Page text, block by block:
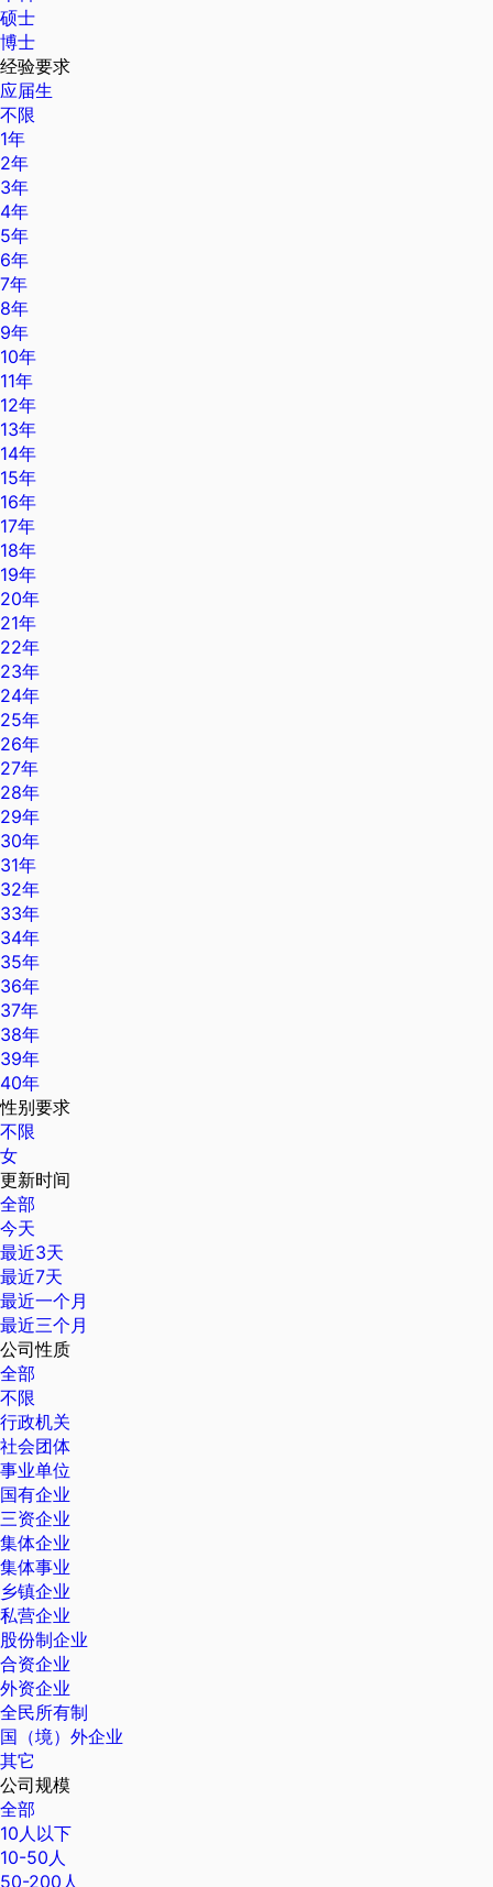
硕士
博士
经验要求
应届生
不限
1年
2年
3年
4年
5年
6年
7年
8年
9年
10年
11年
12年
13年
14年
15年
16年
17年
18年
19年
20年
21年
22年
23年
24年
25年
26年
27年
28年
29年
30年
31年
32年
33年
34年
35年
36年
37年
38年
39年
40年
性别要求
不限
女
更新时间
全部
今天
最近3天
最近7天
最近一个月
最近三个月
公司性质
全部
不限
行政机关
社会团体
事业单位
国有企业
三资企业
集体企业
集体事业
乡镇企业
私营企业
股份制企业
合资企业
外资企业
全民所有制
国（境）外企业
其它
公司规模
全部
10人以下
10-50人
50-200人